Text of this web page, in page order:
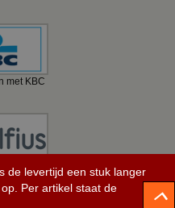
met KBC
Belfius
de levertijd een stuk langer
Per artikel staat de